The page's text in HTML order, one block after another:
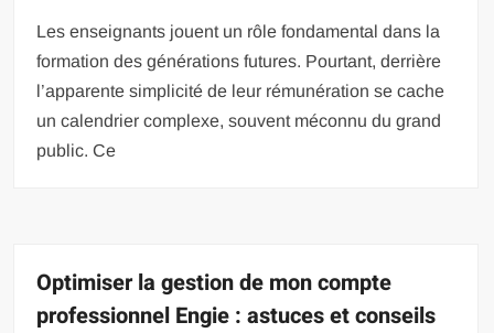
Les enseignants jouent un rôle fondamental dans la
formation des générations futures. Pourtant, derrière
l’apparente simplicité de leur rémunération se cache
un calendrier complexe, souvent méconnu du grand
public. Ce
Optimiser la gestion de mon compte
professionnel Engie : astuces et conseils